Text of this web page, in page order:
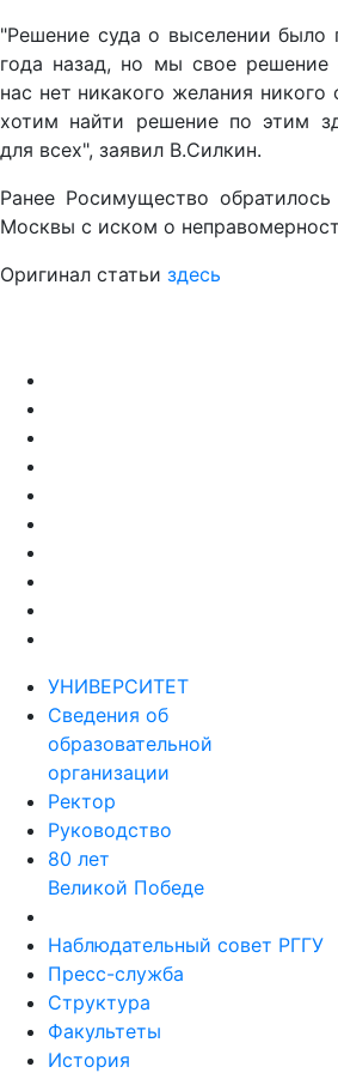
"Решение суда о выселении было
года назад, но мы свое решение
нас нет никакого желания
хотим найти решение по этим
для всех", заявил В.Силкин.
Ранее Росимущество
Москвы с иском о
Оригинал статьи здесь
УНИВЕРСИТЕТ
Сведения об
образовательной
организации
Ректор
Руководство
80 лет
Великой Победе
Наблюдательный совет РГГУ
Пресс-служба
Структура
Факультеты
История